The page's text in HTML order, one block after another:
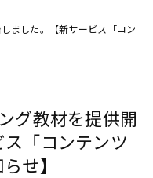
ました。【新サービス「コン
グ教材を提供開
「コンテンツ
せ】